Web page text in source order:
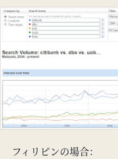
フィリピンの場合：